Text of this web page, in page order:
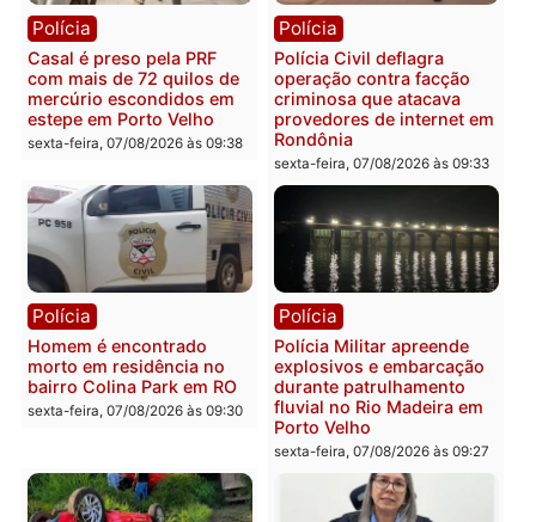
sexta-feira, 07/08/2026 às 18:49
Polícia
2 MILHÕES – Unnesa
apresenta documentos
que comprovam
transparência e legalidade
na operação alvo da PF
sexta-feira, 07/08/2026 às 12:24
Polícia
Polícia Federal apreende
400 quilos de drogas e
prende motorista em RO
sexta-feira, 07/08/2026 às
Polícia Polícia